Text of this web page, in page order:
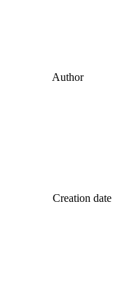
Author
Creation date